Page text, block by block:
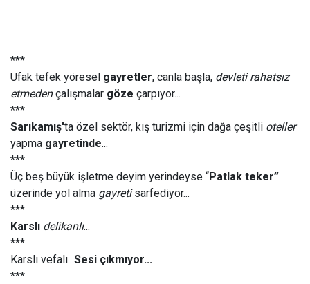
***
Ufak tefek yöresel gayretler, canla başla, devleti rahatsız
etmeden çalışmalar göze çarpıyor...
***
Sarıkamış'ta özel sektör, kış turizmi için dağa çeşitli oteller
yapma gayretinde...
***
Üç beş büyük işletme deyim yerindeyse “Patlak teker”
üzerinde yol alma gayreti sarfediyor...
***
Karslı delikanlı...
***
Karslı vefalı...Sesi çıkmıyor...
***